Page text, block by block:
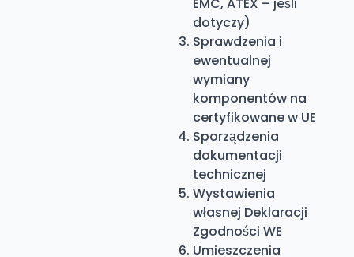
dotyczy)
Sprawdzenia i
ewentualnej
wymiany
komponentów na
certyfikowane w UE
Sporządzenia
dokumentacji
technicznej
Wystawienia
własnej Deklaracji
Zgodności WE
Umieszczenia